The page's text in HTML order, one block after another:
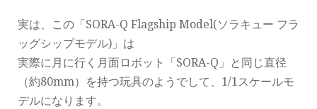
実は、この「SORA-Q Flagship Model(ソラキュー フラ
ッグシップモデル)」は
実際に月に行く月面ロボット「SORA-Q」と同じ直径
（約80mm）を持つ玩具のようでして、1/1スケールモ
デルになります。